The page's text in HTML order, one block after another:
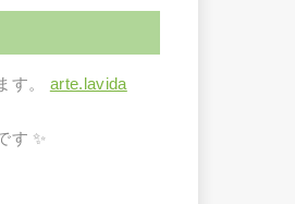
す。 arte.lavida
す ✨